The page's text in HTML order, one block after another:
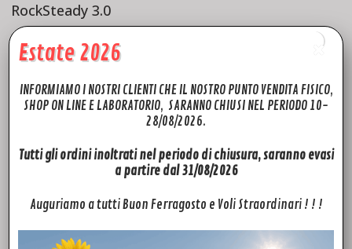
RockSteady 3.0
Dì addio alle riprese mosse. RockSteady 3.0 garantisce una
stabilizzazione fluida nelle riprese in POV, anche durante le
Calibrazione della temperatura del colore
toni realistici all’aperto, al chiuso e sott’acqua per colori
Vividezza anche sott’acqua
DJI Mimo può ora sincronizzare le informazioni visive dal
Estate 2026
INFORMIAMO I NOSTRI CLIENTI CHE IL NOSTRO PUNTO VENDITA FISICO,
SHOP ON LINE E LABORATORIO, SARANNO CHIUSI NEL PERIODO 10-
28/08/2026.
Tutti gli ordini inoltrati nel periodo di chiusura, saranno evasi
a partire dal 31/08/2026
Auguriamo a tutti Buon Ferragosto e Voli Straordinari ! ! !